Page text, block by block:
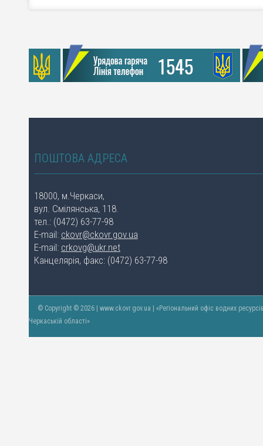
ПОШТОВА АДРЕСА
18000, м.Черкаси,
вул. Смілянська, 118.
тел.: (0472) 63-77-98
E-mail: ckovr@ckovr.gov.ua
E-mail: crkovg@ukr.net
Канцелярія, факс: (0472) 63-77-98
© Copyright © 2026 | www.ckovr.gov.ua | «Регіональний офіс водних
Черкаській області»